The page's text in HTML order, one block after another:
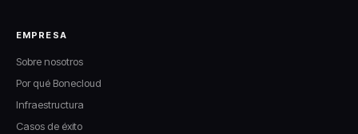
EMPRESA
Sobre nosotros
Por qué Bonecloud
Infraestructura
Casos de éxito